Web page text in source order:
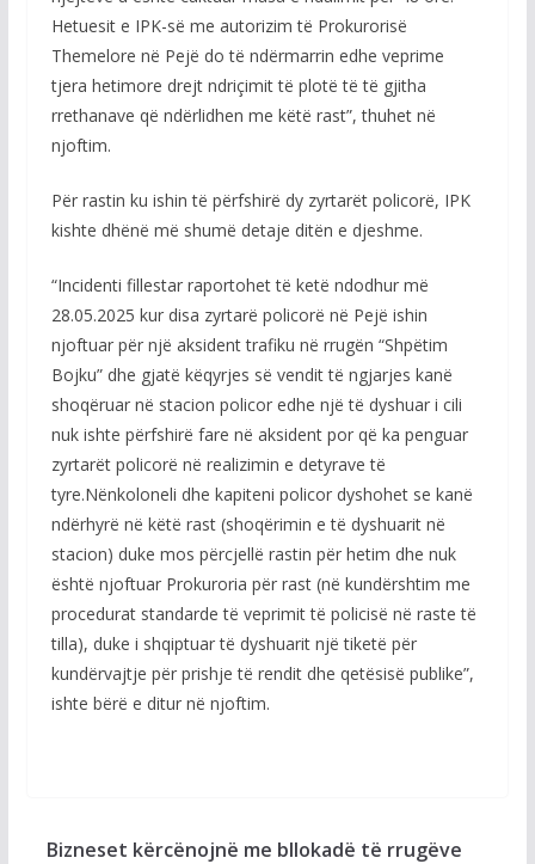
Hetuesit e IPK-së me autorizim të Prokurorisë
Themelore në Pejë do të ndërmarrin edhe veprime
tjera hetimore drejt ndriçimit të plotë të të gjitha
rrethanave që ndërlidhen me këtë rast”, thuhet në
njoftim.
Për rastin ku ishin të përfshirë dy zyrtarët policorë, IPK
kishte dhënë më shumë detaje ditën e djeshme.
“Incidenti fillestar raportohet të ketë ndodhur më
28.05.2025 kur disa zyrtarë policorë në Pejë ishin
njoftuar për një aksident trafiku në rrugën “Shpëtim
Bojku” dhe gjatë këqyrjes së vendit të ngjarjes kanë
shoqëruar në stacion policor edhe një të dyshuar i cili
nuk ishte përfshirë fare në aksident por që ka penguar
zyrtarët policorë në realizimin e detyrave të
tyre.Nënkoloneli dhe kapiteni policor dyshohet se kanë
ndërhyrë në këtë rast (shoqërimin e të dyshuarit në
stacion) duke mos përcjellë rastin për hetim dhe nuk
është njoftuar Prokuroria për rast (në kundërshtim me
procedurat standarde të veprimit të policisë në raste të
tilla), duke i shqiptuar të dyshuarit një tiketë për
kundërvajtje për prishje të rendit dhe qetësisë publike”,
ishte bërë e ditur në njoftim.
Bizneset kërcënojnë me bllokadë të rrugëve